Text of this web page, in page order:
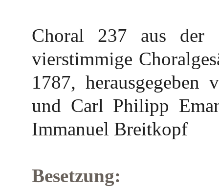
Choral 237 aus der
vierstimmige
1787,
und Carl Philipp
Immanuel Breitkopf
Besetzung: